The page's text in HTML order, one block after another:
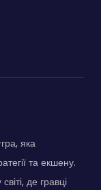
яка
та екшену.
де гравці